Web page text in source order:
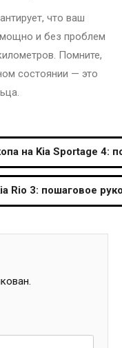
что ваш
и без проблем
Помните,
состоянии — это
на Kia Sportage 4:
Rio 3: пошаговое